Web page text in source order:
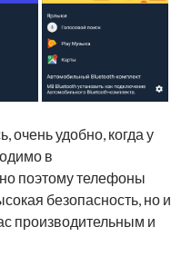
очень удобно, когда у
в
поэтому телефоны
безопасность, но и
производительным и